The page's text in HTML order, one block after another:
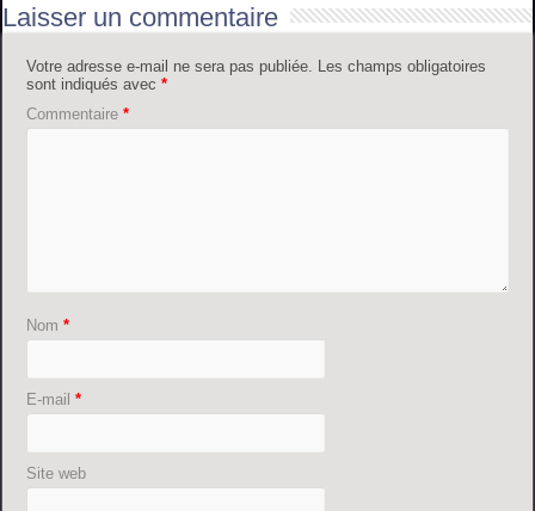
Laisser un commentaire
Votre adresse e-mail ne sera pas publiée. Les champs obligatoires
sont indiqués avec*
Commentaire*
Nom*
E-mail*
Site web